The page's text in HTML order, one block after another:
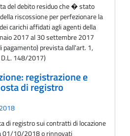
del debito residuo che � stato
riscossione per perfezionare la
carichi affidati agli agenti della
2017 al 30 settembre 2017
pagamento) prevista dall'art. 1,
148/2017)
registrazione e
di registro
di registro sui contratti di locazione
01/10/2018 o rinnovati